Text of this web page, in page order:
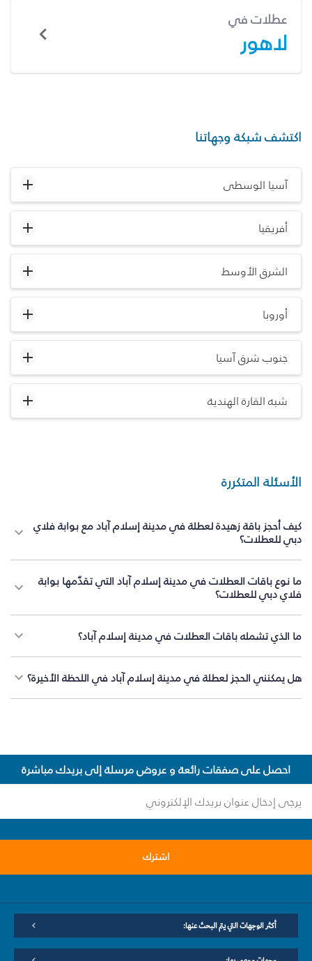
عطلات في
لاهور
اكتشف شبكة وجهاتنا
آسيا الوسطى
أفريقيا
الشرق الأوسط
أوروبا
جنوب شرق آسيا
شبه القارة الهندية
الأسئلة المتكررة
كيف أحجز باقة زهيدة لعطلة في مدينة إسلام آباد مع بوابة فلاي
دبي للعطلات؟
ما نوع باقات العطلات في مدينة إسلام آباد التي تقدّمها بوابة
فلاي دبي للعطلات؟
ما الذي تشمله باقات العطلات في مدينة إسلام آباد؟
هل يمكنني الحجز لعطلة في مدينة إسلام آباد في اللحظة الأخيرة؟
احصل على صفقات رائعة و عروض مرسلة إلى بريدك مباشرة
اشترك
أكثر الوجهات التي يتم البحث عنها: